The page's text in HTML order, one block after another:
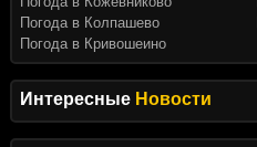
Интересные Новости
Погода в Колпашево
Погода в Кривошеино